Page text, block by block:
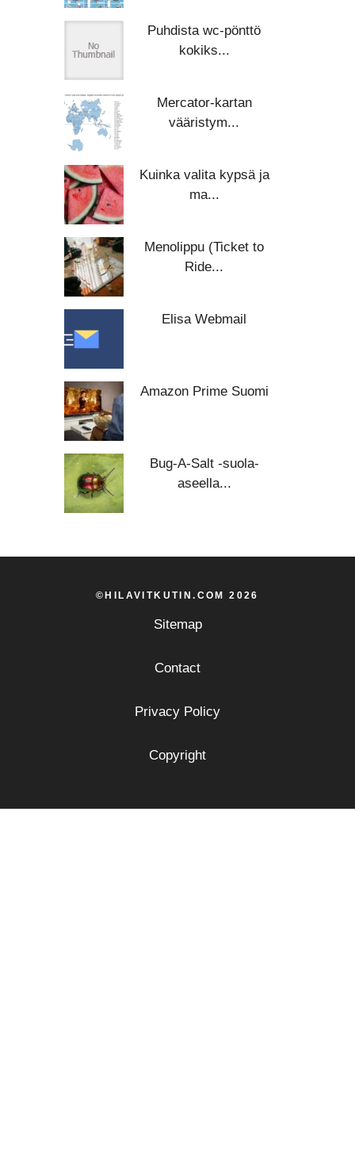
Puhdista wc-pönttö
kokiks...
Mercator-kartan
vääristym...
Kuinka valita kypsä ja
ma...
Menolippu (Ticket to
Ride...
Elisa Webmail
Amazon Prime Suomi
Bug-A-Salt -suola-
aseella...
©HILAVITKUTIN.COM 2026
Sitemap
Contact
Privacy Policy
Copyright